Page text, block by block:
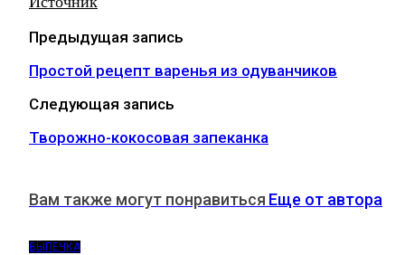
Предыдущая запись
Простой рецепт варенья из одуванчиков
Следующая запись
Творожно-кокосовая запеканка
Вам также могут понравиться Еще от автора
ВЫПЕЧКА